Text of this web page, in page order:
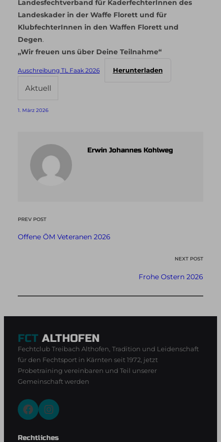
Landesfechtverband für KaderfechterInnen des
Landeskader in der Waffe Florett und für
KlubfechterInnen in den Waffen Florett und
Degen.
„Wir freuen uns über Deine Teilnahme“
Auschreibung TL Faak 2026 Herunterladen
Aktuell
1. März 2026
Erwin Johannes Kohlweg
PREV POST
Offene ÖM Veteranen 2026
NEXT POST
Frohe Ostern 2026
FCT ALTHOFEN
Fechtclub Treibach Althofen, Tradition und Leidenschaft
für den Fechtsport in Kärnten seit 1972, jetzt
Probetraining vereinbaren und Teil unserer
Gemeinschaft werden
Facebook Instagram
Rechtliches